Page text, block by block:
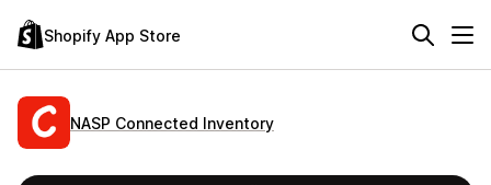
Shopify App Store
NASP Connected Inventory